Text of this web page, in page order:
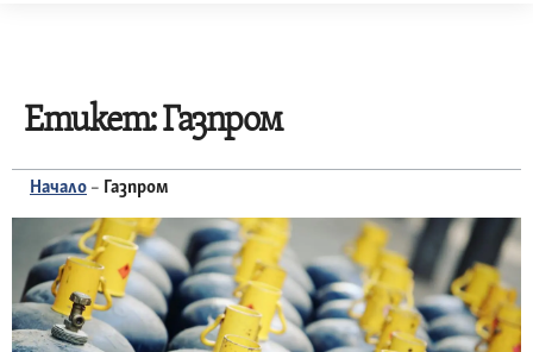
Етикет:Газпром
Начало – Газпром